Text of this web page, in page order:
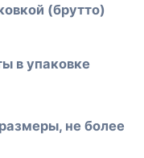
(брутто)
в упаковке
не более